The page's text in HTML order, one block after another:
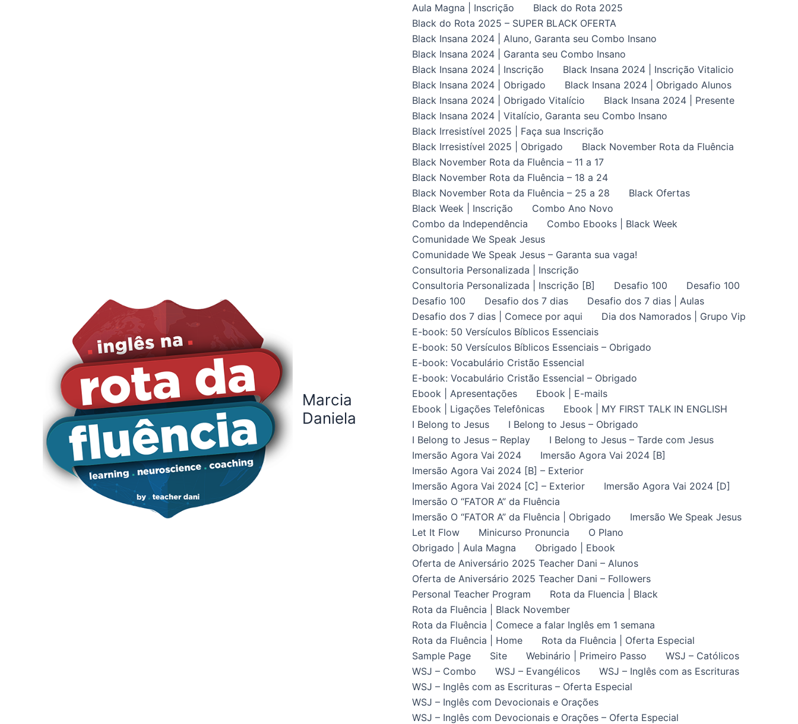
Marcia
Daniela
Aula Magna | Inscrição
Black do Rota 2025
Black do Rota 2025 – SUPER BLACK OFERTA
Black Insana 2024 | Aluno, Garanta seu Combo Insano
Black Insana 2024 | Garanta seu Combo Insano
Black Insana 2024 | Inscrição
Black Insana 2024 | Inscrição Vitalicio
Black Insana 2024 | Obrigado
Black Insana 2024 | Obrigado Alunos
Black Insana 2024 | Obrigado Vitalício
Black Insana 2024 | Presente
Black Insana 2024 | Vitalício, Garanta seu Combo Insano
Black Irresistível 2025 | Faça sua Inscrição
Black Irresistível 2025 | Obrigado
Black November Rota da Fluência
Black November Rota da Fluência – 11 a 17
Black November Rota da Fluência – 18 a 24
Black November Rota da Fluência – 25 a 28
Black Ofertas
Black Week | Inscrição
Combo Ano Novo
Combo da Independência
Combo Ebooks | Black Week
Comunidade We Speak Jesus
Comunidade We Speak Jesus – Garanta sua vaga!
Consultoria Personalizada | Inscrição
Consultoria Personalizada | Inscrição [B]
Desafio 100
Desafio 100
Desafio 100
Desafio dos 7 dias
Desafio dos 7 dias | Aulas
Desafio dos 7 dias | Comece por aqui
Dia dos Namorados | Grupo Vip
E-book: 50 Versículos Bíblicos Essenciais
E-book: 50 Versículos Bíblicos Essenciais – Obrigado
E-book: Vocabulário Cristão Essencial
E-book: Vocabulário Cristão Essencial – Obrigado
Ebook | Apresentações
Ebook | E-mails
Ebook | Ligações Telefônicas
Ebook | MY FIRST TALK IN ENGLISH
I Belong to Jesus
I Belong to Jesus – Obrigado
I Belong to Jesus – Replay
I Belong to Jesus – Tarde com Jesus
Imersão Agora Vai 2024
Imersão Agora Vai 2024 [B]
Imersão Agora Vai 2024 [B] – Exterior
Imersão Agora Vai 2024 [C] – Exterior
Imersão Agora Vai 2024 [D]
Imersão O “FATOR A” da Fluência
Imersão O “FATOR A” da Fluência | Obrigado
Imersão We Speak Jesus
Let It Flow
Minicurso Pronuncia
O Plano
Obrigado | Aula Magna
Obrigado | Ebook
Oferta de Aniversário 2025 Teacher Dani – Alunos
Oferta de Aniversário 2025 Teacher Dani – Followers
Personal Teacher Program
Rota da Fluencia | Black
Rota da Fluência | Black November
Rota da Fluência | Comece a falar Inglês em 1 semana
Rota da Fluência | Home
Rota da Fluência | Oferta Especial
Sample Page
Site Webinário | Primeiro Passo
WSJ – Católicos
WSJ – Combo
WSJ – Evangélicos
WSJ – Inglês com as Escrituras
WSJ – Inglês com as Escrituras – Oferta Especial
WSJ – Inglês com Devocionais e Orações
WSJ – Inglês com Devocionais e Orações – Oferta Especial